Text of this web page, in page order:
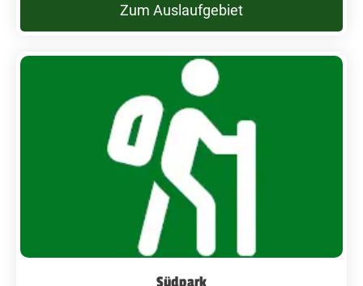
Zum Auslaufgebiet
Südpark